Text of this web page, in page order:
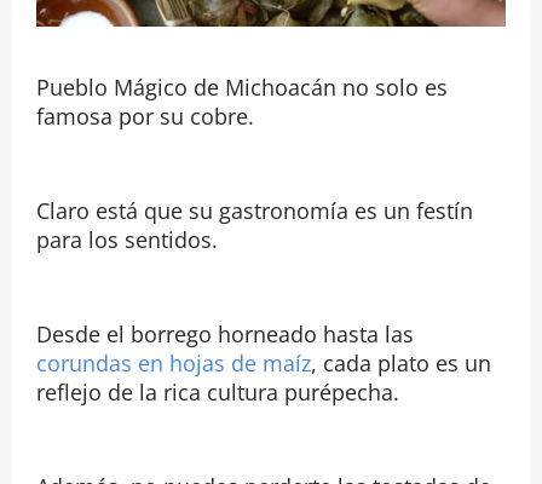
Pueblo Mágico de Michoacán no solo es
famosa por su cobre.
Claro está que su gastronomía es un festín
para los sentidos.
Desde el borrego horneado hasta las
corundas en hojas de maíz, cada plato es un
reflejo de la rica cultura purépecha.